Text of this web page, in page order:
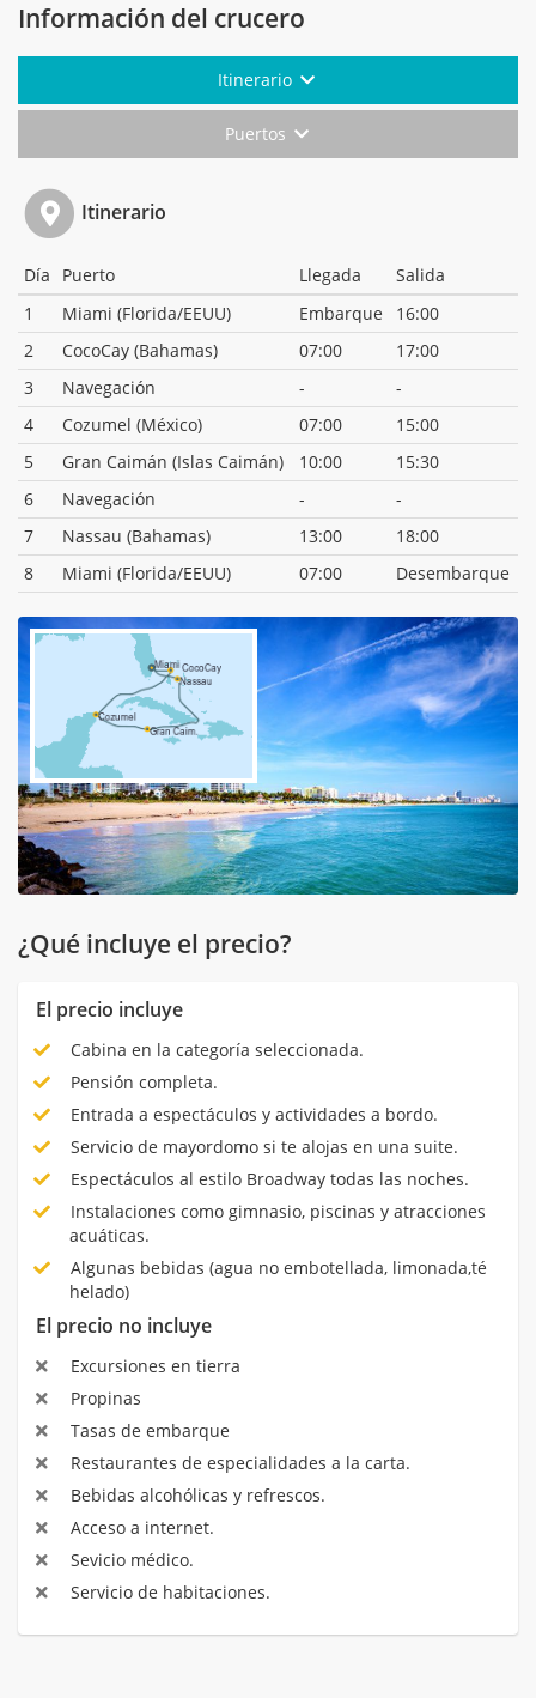
Información del crucero
Itinerario
Puertos
Itinerario
Día Puerto Llegada
Salida
1
Miami (Florida/EEUU) Embarque
16:00
2
CocoCay (Bahamas) 07:00
17:00
3
Navegación -
-
4
Cozumel (México) 07:00
15:00
5
Gran Caimán (Islas Caimán) 10:00
15:30
6
Navegación -
-
7
Nassau (Bahamas) 13:00
18:00
8
Miami (Florida/EEUU) 07:00 Desembarque
¿Qué incluye el precio?
El precio incluye
Cabina en la categoría seleccionada.
Pensión completa.
Entrada a espectáculos y actividades a bordo.
Servicio de mayordomo si te alojas en una suite.
Espectáculos al estilo Broadway todas las noches.
Instalaciones como gimnasio, piscinas y atracciones
acuáticas.
Algunas bebidas (agua no embotellada, limonada,té
helado)
El precio no incluye
Excursiones en tierra
Propinas
Tasas de embarque
Restaurantes de especialidades a la carta.
Bebidas alcohólicas y refrescos.
Acceso a internet.
Sevicio médico.
Servicio de habitaciones.